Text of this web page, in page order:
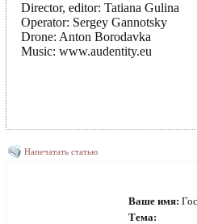
Director, editor: Tatiana Gulina
Operator: Sergey Gannotsky
Drone: Anton Borodavka
Music: www.audentity.eu
Напечатать статью
Ваше имя:
Тема: